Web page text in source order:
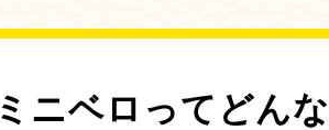
ミニベロってどん